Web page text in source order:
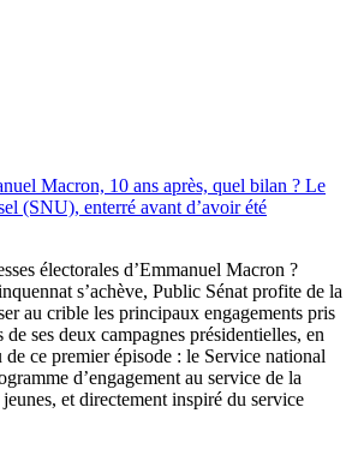
Macron, 10 ans après, quel bilan ? Le
(SNU), enterré avant d’avoir été
électorales d’Emmanuel Macron ?
s’achève, Public Sénat profite de la
au crible les principaux engagements pris
ses deux campagnes présidentielles, en
ce premier épisode : le Service national
d’engagement au service de la
et directement inspiré du service